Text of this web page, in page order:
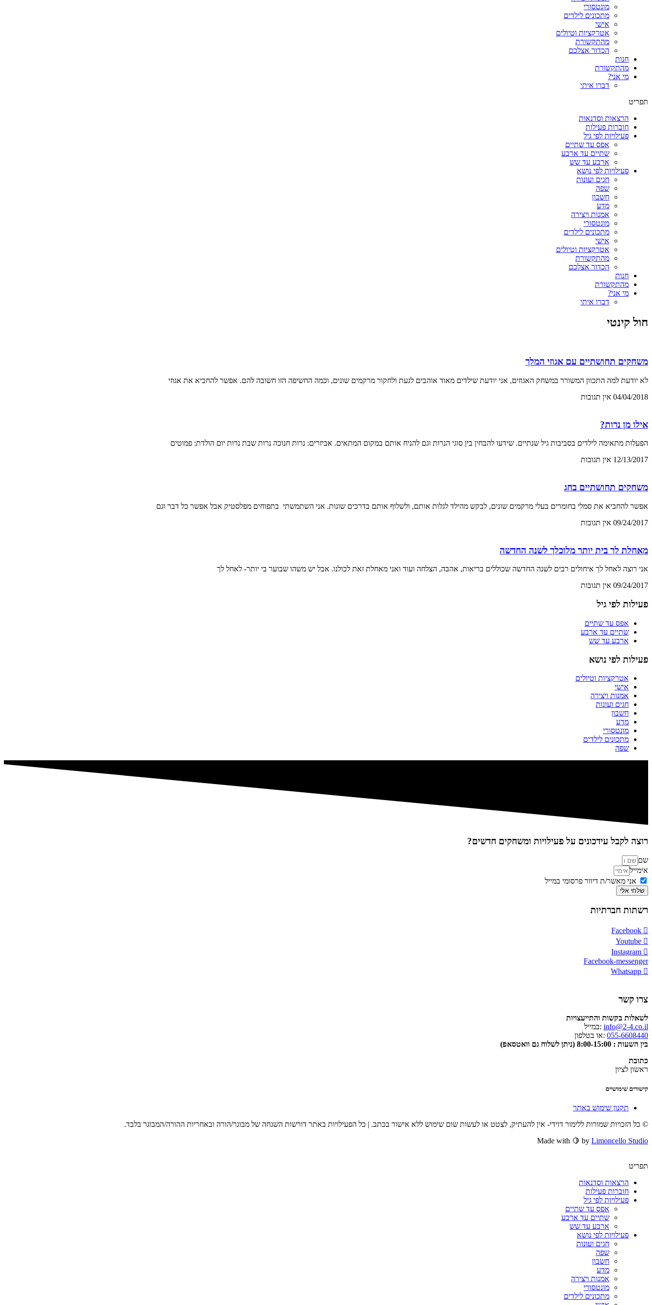
מונטסורי
מתכונים לילדים
אישי
אטרקציות וטיולים
מהתקשורת
הכדור אצלכם
חנות
מהתקשורת
מי אני?
דברו איתי
תפריט
הרצאות וסדנאות
חוברות פעילות
פעילויות לפי גיל
אפס עד שתיים
שתיים עד ארבע
ארבע עד שש
פעילויות לפי נושא
חגים ועונות
שפה
חשבון
מדע
אמנות ויצירה
מונטסורי
מתכונים לילדים
אישי
אטרקציות וטיולים
מהתקשורת
הכדור אצלכם
חנות
מהתקשורת
מי אני?
דברו איתי
חול קינטי
משחקים תחושתיים עם אגוזי המלך
לא יודעת למה התכוון המשורר במשחק האגוזים, אני יודעת שילדים מאוד אוהבים לגעת ולחקור מרקמים שונים, וכמה החשיפה הזו חשובה להם. אפשר להחביא את אגוזי
04/04/2018 אין תגובות
אילו מן נרות?
הפעלות מתאימה לילדים בסביבות גיל שנתיים. שידעו להבחין בין סוגי הנרות וגם להניח אותם במקום המתאים. אביזרים: נרות חנוכה נרות שבת נרות יום הולדת: פמוטים
12/13/2017 אין תגובות
משחקים תחושתיים בחג
אפשר להחביא את סמלי בחומרים בעלי מרקמים שונים, לבקש מהילד לגלות אותם, ולשלוף אותם בדרכים שונות. אני השתמשתי בתפוחים מפלסטיק אבל אפשר כל דבר וגם
09/24/2017 אין תגובות
מאחלת לך בית יותר מלוכלך לשנה החדשה
אני רוצה לאחל לך איחולים רבים לשנה החדשה שכוללים בריאות, אהבה, הצלחה ועוד ואני מאחלת זאת לכולנו. אבל יש משהו שבוער בי יותר- לאחל לך
09/24/2017 אין תגובות
פעילות לפי גיל
אפס עד שתיים
שתיים עד ארבע
ארבע עד שש
פעילות לפי נושא
אטרקציות וטיולים
אישי
אמנות ויצירה
חגים ועונות
חשבון
מדע
מונטסורי
מתכונים לילדים
שפה
רוצה לקבל עידכונים על פעילויות ומשחקים חדשים?
שם
אימייל
אני מאשר/ת דיוור פרסומי במייל
שלחי אלי
רשתות חברתיות
Facebook
Youtube
Instagram
Facebook-messenger
Whatsapp
צרו קשר
לשאלות בקשות והתייעצויות
info@2-4.co.il :במייל
055-6608440 :או בטלפון
בין השעות : 8:00-15:00 (ניתן לשלוח גם וואטסאפ)
כתובת
ראשון לציון
קישורים שימושיים
תקנון שימוש באתר
© כל הזכויות שמורות ללימור דוידי- אין להעתיק, לצטט או לעשות שום שימוש ללא אישור בכתב. | כל הפעילויות באתר דורשות השגחה של מבוגר/הורה ובאחריות ההורה/המבוגר בלבד.
Made with 🍋 by Limoncello Studio
תפריט
הרצאות וסדנאות
חוברות פעילות
פעילויות לפי גיל
אפס עד שתיים
שתיים עד ארבע
ארבע עד שש
פעילויות לפי נושא
חגים ועונות
שפה
חשבון
מדע
אמנות ויצירה
מונטסורי
מתכונים לילדים